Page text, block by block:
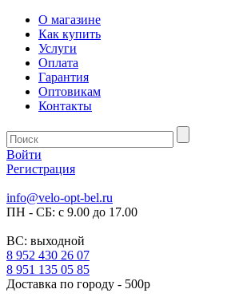
О магазине
Как купить
Услуги
Оплата
Гарантия
Оптовикам
Контакты
Войти
Регистрация
info@velo-opt-bel.ru
ПН - СБ: с 9.00 до 17.00
ВС: выходной
8 952 430 26 07
8 951 135 05 85
Доставка по городу - 500р